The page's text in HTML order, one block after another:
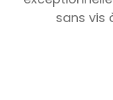
sans vis